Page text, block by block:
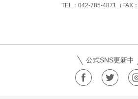
TEL：042-785-4871（FAX：
公式SNS更新中